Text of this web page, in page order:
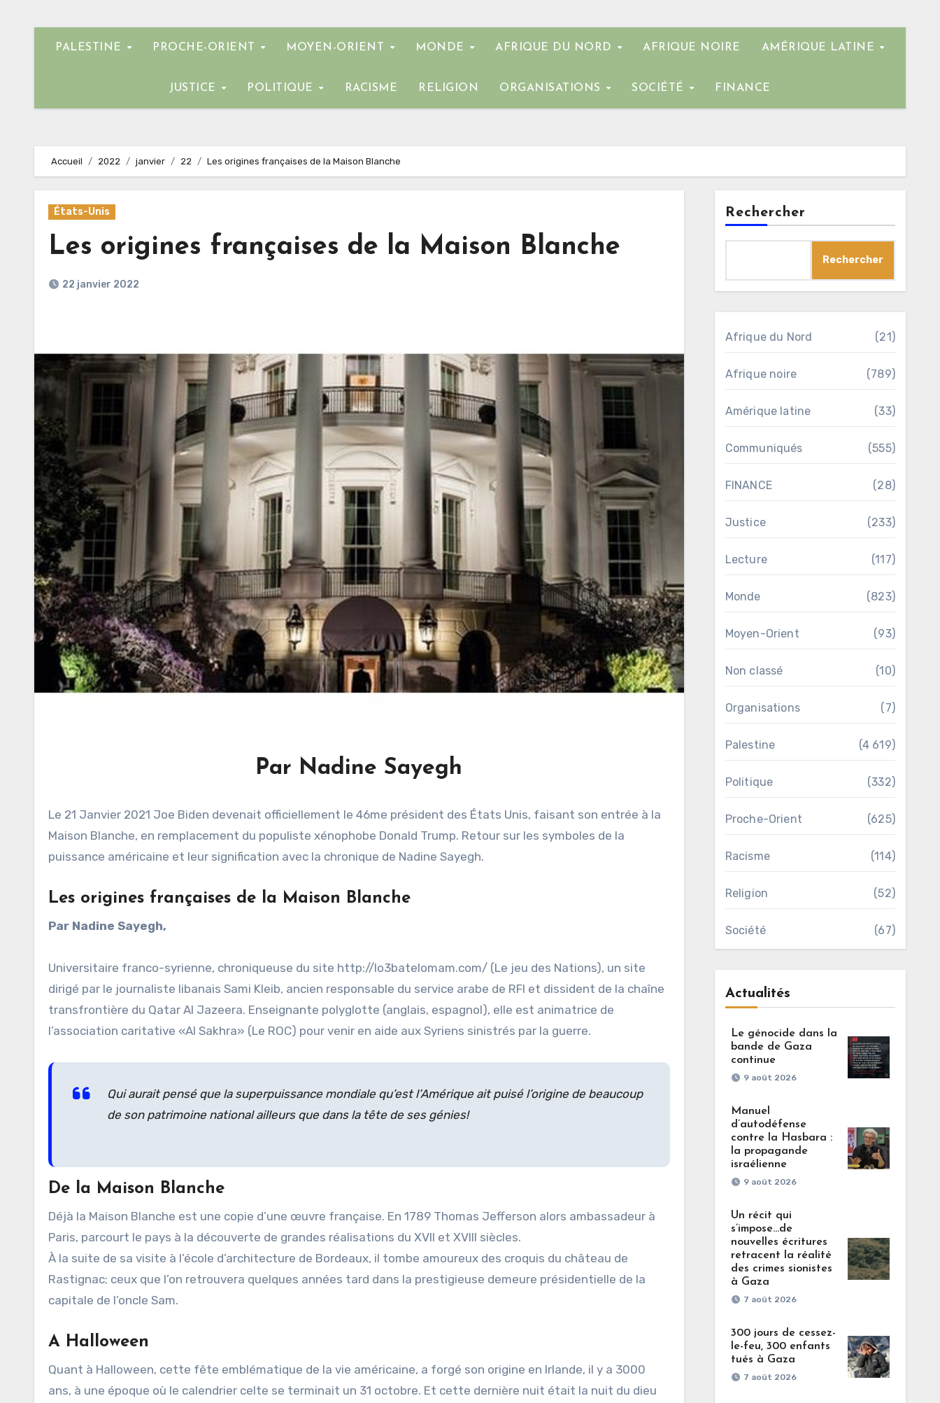
PALESTINE PROCHE-ORIENT MOYEN-ORIENT MONDE AFRIQUE DU NORD AFRIQUE NOIRE AMÉRIQUE LATINE
JUSTICE POLITIQUE RACISME RELIGION ORGANISATIONS SOCIÉTÉ FINANCE
Accueil 2022 janvier 22 Les origines françaises de la Maison Blanche
États-Unis
Les origines françaises de la Maison Blanche
22 janvier 2022
Par Nadine Sayegh
Le 21 Janvier 2021 Joe Biden devenait officiellement le 46me président des États Unis, faisant son entrée à la
Maison Blanche, en remplacement du populiste xénophobe Donald Trump. Retour sur les symboles de la
puissance américaine et leur signification avec la chronique de Nadine Sayegh.
Les origines françaises de la Maison Blanche
Par Nadine Sayegh,
Universitaire franco-syrienne, chroniqueuse du site http://lo3batelomam.com/ (Le jeu des Nations), un site
dirigé par le journaliste libanais Sami Kleib, ancien responsable du service arabe de RFI et dissident de la chaîne
transfrontière du Qatar Al Jazeera. Enseignante polyglotte (anglais, espagnol), elle est animatrice de
l’association caritative «Al Sakhra» (Le ROC) pour venir en aide aux Syriens sinistrés par la guerre.
Qui aurait pensé que la superpuissance mondiale qu’est l’Amérique ait puisé l’origine de beaucoup
de son patrimoine national ailleurs que dans la tête de ses génies!
De la Maison Blanche
Déjà la Maison Blanche est une copie d’une œuvre française. En 1789 Thomas Jefferson alors ambassadeur à
Paris, parcourt le pays à la découverte de grandes réalisations du XVII et XVIII siècles.
À la suite de sa visite à l’école d’architecture de Bordeaux, il tombe amoureux des croquis du château de
Rastignac; ceux que l’on retrouvera quelques années tard dans la prestigieuse demeure présidentielle de la
capitale de l’oncle Sam.
A Halloween
Quant à Halloween, cette fête emblématique de la vie américaine, a forgé son origine en Irlande, il y a 3000
ans, à une époque où le calendrier celte se terminait un 31 octobre. Et cette dernière nuit était la nuit du dieu
Rechercher
Rechercher
Afrique du Nord (21)
Afrique noire (789)
Amérique latine (33)
Communiqués (555)
FINANCE (28)
Justice (233)
Lecture (117)
Monde (823)
Moyen-Orient (93)
Non classé (10)
Organisations (7)
Palestine (4 619)
Politique (332)
Proche-Orient (625)
Racisme (114)
Religion (52)
Société (67)
Actualités
Le génocide dans la
bande de Gaza
continue
9 août 2026
Manuel
d’autodéfense
contre la Hasbara :
la propagande
israélienne
9 août 2026
Un récit qui
s’impose…de
nouvelles écritures
retracent la réalité
des crimes sionistes
à Gaza
7 août 2026
300 jours de cessez-
le-feu, 300 enfants
tués à Gaza
7 août 2026